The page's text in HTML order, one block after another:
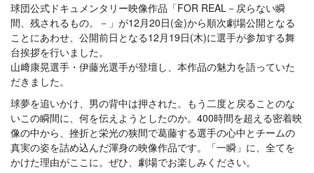
球団公式ドキュメンタリー映像作品「FOR REAL－戻らない瞬
間、残されるもの。－」が12月20日(金)から順次劇場公開となる
ことにあわせ、公開前日となる12月19日(木)に選手が参加する舞
台挨拶を行いました。
山﨑康晃選手・伊藤光選手が登壇し、本作品の魅力を語っていた
だきました。
球夢を追いかけ、男の背中は押された。もう二度と戻ることのな
いこの瞬間に、何を伝えようとしたのか。400時間を超える密着映
像の中から、挫折と栄光の狭間で葛藤する選手の心中とチームの
真実の姿を詰め込んだ渾身の映像作品です。「一瞬」に、全てを
かけた理由がここに。ぜひ、劇場でお楽しみください。